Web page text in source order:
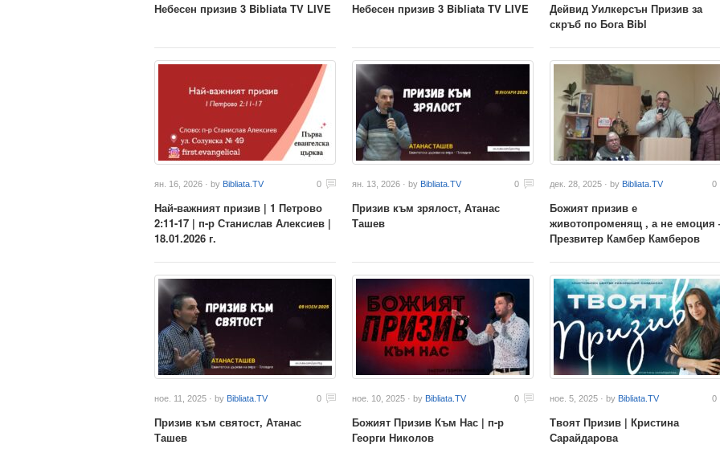
Небесен призив 3 Bibliata TV LIVE Небесен призив 3 Bibliata TV LIVE
Дейвид Уилкерсън Призив за
скръб по Бога Bibl
ян. 16, 2026 · by Bibliata.TV 0
Най-важният призив | 1 Петрово
2:11-17 | п-р Станислав Алексиев |
18.01.2026 г.
ян. 13, 2026 · by Bibliata.TV 0
Призив към зрялост, Атанас
Ташев
дек. 28, 2025 · by Bibliata.TV 0
Божият призив е
животопроменящ , а не емоция
Презвитер Камбер Камберов
ное. 11, 2025 · by Bibliata.TV 0
Призив към святост, Атанас
Ташев
ное. 10, 2025 · by Bibliata.TV 0
Божият Призив Към Нас | п-р
Георги Николов
ное. 5, 2025 · by Bibliata.TV 0
Твоят Призив | Кристина
Сарайдарова